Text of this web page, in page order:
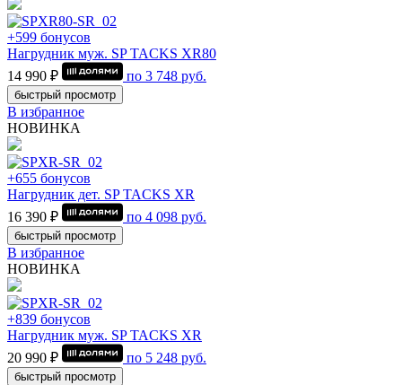
+599 бонусов
Нагрудник муж. SP TACKS XR80
14 990 ₽
по 3 748 руб.
быстрый просмотр
В избранное
НОВИНКА
+655 бонусов
Нагрудник дет. SP TACKS XR
16 390 ₽
по 4 098 руб.
быстрый просмотр
В избранное
НОВИНКА
+839 бонусов
Нагрудник муж. SP TACKS XR
20 990 ₽
по 5 248 руб.
быстрый просмотр